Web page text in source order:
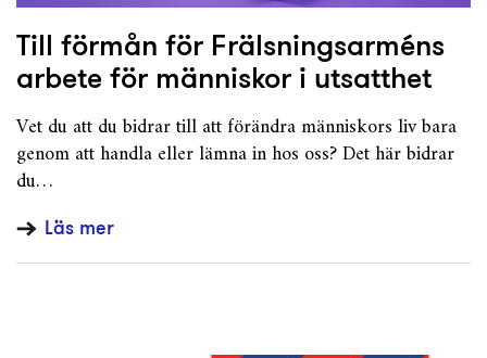
Till förmån för Frälsningsarméns
arbete för människor i utsatthet
Vet du att du bidrar till att förändra människors liv bara
genom att handla eller lämna in hos oss? Det här bidrar
du…
Läs mer